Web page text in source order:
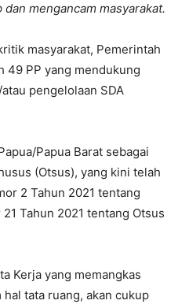
mengancam masyarakat.
masyarakat, Pemerintah
49 PP yang mendukung
pengelolaan SDA
Papua Barat sebagai
(Otsus), yang kini telah
2 Tahun 2021 tentang
Tahun 2021 tentang Otsus
Kerja yang memangkas
tata ruang, akan cukup